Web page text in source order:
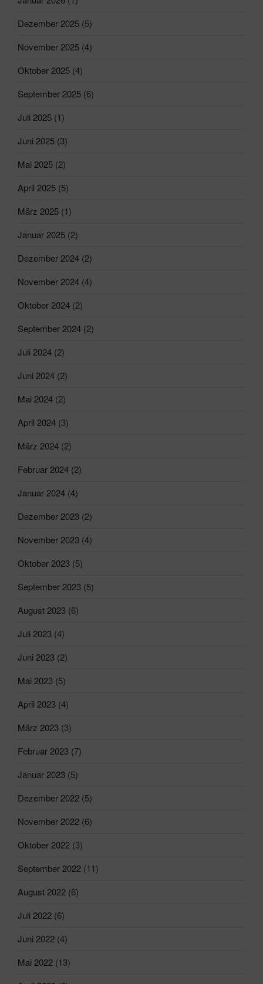
Dezember 2025 (5)
November 2025 (4)
Oktober 2025 (4)
September 2025 (6)
Juli 2025 (1)
Juni 2025 (3)
Mai 2025 (2)
April 2025 (5)
März 2025 (1)
Januar 2025 (2)
Dezember 2024 (2)
November 2024 (4)
Oktober 2024 (2)
September 2024 (2)
Juli 2024 (2)
Juni 2024 (2)
Mai 2024 (2)
April 2024 (3)
März 2024 (2)
Februar 2024 (2)
Januar 2024 (4)
Dezember 2023 (2)
November 2023 (4)
Oktober 2023 (5)
September 2023 (5)
August 2023 (6)
Juli 2023 (4)
Juni 2023 (2)
Mai 2023 (5)
April 2023 (4)
März 2023 (3)
Februar 2023 (7)
Januar 2023 (5)
Dezember 2022 (5)
November 2022 (6)
Oktober 2022 (3)
September 2022 (11)
August 2022 (6)
Juli 2022 (6)
Juni 2022 (4)
Mai 2022 (13)